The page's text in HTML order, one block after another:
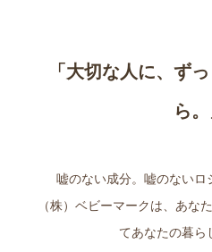
「大切な人に、ず
ら。
嘘のない成分。嘘のないロ
（株）ベビーマークは、あな
てあなたの暮ら